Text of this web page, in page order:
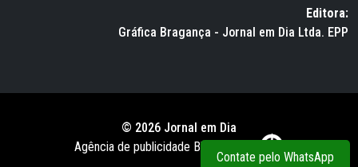
Editora:
Gráfica Bragança - Jornal em Dia Ltda. EPP
© 2026 Jornal em Dia
Agência de publicidade BWS RUSSO
Contate pelo WhatsApp